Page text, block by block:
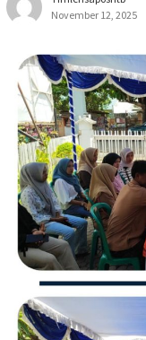
November 12, 2025